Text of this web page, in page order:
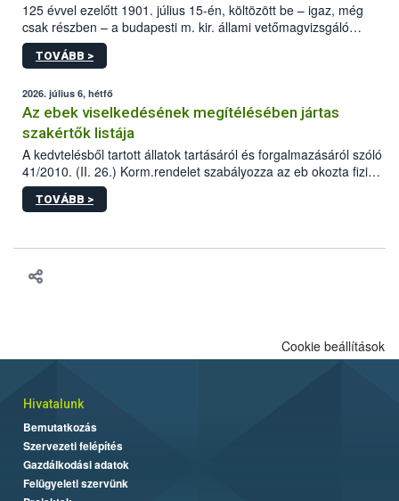
125 évvel ezelőtt 1901. július 15-én, költözött be – igaz, még
csak részben – a budapesti m. kir. állami vetőmagvizsgáló
állomás a Kis Rókus utca 15. szám alatti, Czigler Győző által
tervezett új épületébe.
TOVÁBB >
2026. július 6, hétfő
Az ebek viselkedésének megítélésében jártas
szakértők listája
A kedvtelésből tartott állatok tartásáról és forgalmazásáról szóló
41/2010. (II. 26.) Korm.rendelet szabályozza az eb okozta fizikai
sérülés, illetve ennek veszélye keletkezésekor felmerülő
hatósági feladatokat, valamint a veszélyes eb tartását és annak
TOVÁBB >
Cookie beállítások
Hivatalunk
Bemutatkozás
Szervezeti felépítés
Gazdálkodási adatok
Felügyeleti szervünk